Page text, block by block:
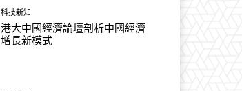
科技新知
港大中國經濟論壇剖析中國經濟
增長新模式